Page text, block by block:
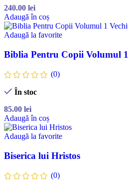
240.00 lei
Adaugă în coș
Adaugă la favorite
Biblia Pentru Copii Volumul
(0)
În stoc
85.00 lei
Adaugă în coș
Adaugă la favorite
Biserica lui Hristos
(0)